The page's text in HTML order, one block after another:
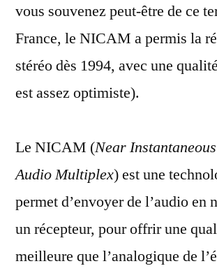
c’est
quoi
NICAM
?
vous souvenez peut-être de ce
France, le NICAM a permis la
stéréo dès 1994, avec une
est assez optimiste).
Le NICAM (Near
Audio Multiplex) est une
permet d’envoyer de l’audio en
un récepteur, pour offrir une
meilleure que l’analogique de